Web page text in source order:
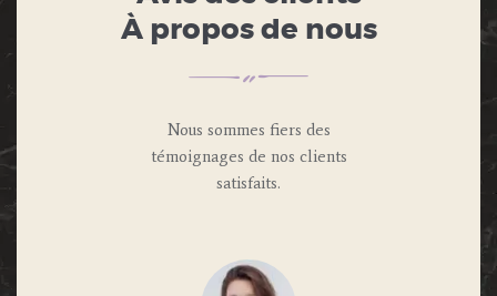
À propos de nous
Nous sommes fiers des
témoignages de nos clients
satisfaits.